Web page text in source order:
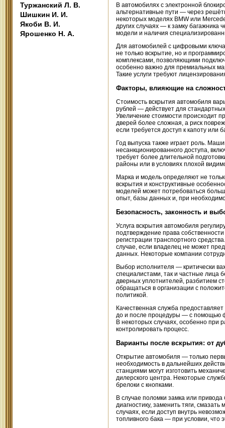
Туржанский Л. В.
Шишкин И. И.
Якоби В. И.
Ярошенко Н. А.
В автомобилях с электронной
альтернативные пути — через
некоторых моделях BMW или
других случаях — к замку багажника
модели и наличия
Для автомобилей с цифровыми
не только вскрытие, но и
комплексами, позволяющими
особенно важно для премиальных
Такие услуги требуют
Факторы, влияющие на
Стоимость вскрытия автомобиля
рублей — действует для
Увеличение стоимости происходит
дверей более сложная, а риск
если требуется доступ к капоту или
Год выпуска также играет роль.
несанкционированного доступа,
требует более длительной
районы или в условиях плохой
Марка и модель определяют не
вскрытия и конструктивные
моделей может потребоваться
опыт, базы данных и, при
Безопасность, законность и
Услуга вскрытия автомобиля
подтверждение права
регистрации транспортного
случае, если владелец не может
данных. Некоторые компании
Выбор исполнителя — критически
специалистами, так и частные лица
дверных уплотнителей, разбитием
обращаться в организации с
политикой.
Качественная служба
до и после процедуры — с помощью
В некоторых случаях, особенно при
контролировать процесс.
Варианты после вскрытия: от
Открытие автомобиля — только
необходимость в дальнейших
станциями могут изготовить
дилерского центра. Некоторые
брелоки с кнопками.
В случае поломки замка или
диагностику, заменить тяги,
случаях, если доступ внутрь
топливного бака — при условии, что